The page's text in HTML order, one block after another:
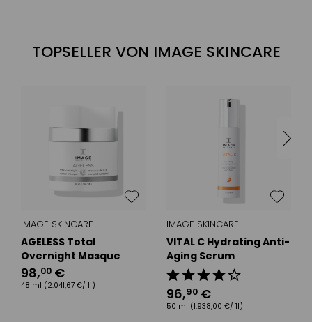
TOPSELLER VON IMAGE SKINCARE
IMAGE SKINCARE
AGELESS Total
Overnight Masque
98,00 €
48 ml (2.041,67 €/ 1l)
IMAGE SKINCARE
VITAL C Hydrating Anti-
Aging Serum
96,90 €
50 ml (1.938,00 €/ 1l)